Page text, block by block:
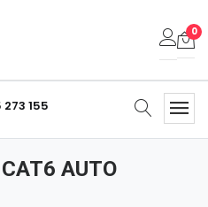
0
vide.
0.000DT
Commander
155
AUTO